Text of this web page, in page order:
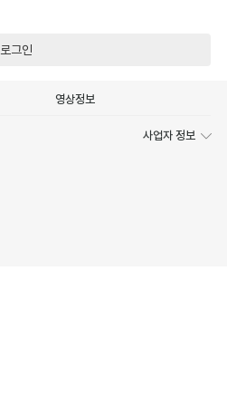
로그인
영상정보
사업자 정보